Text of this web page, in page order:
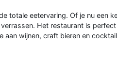
totale eetervaring. Of je nu een
Het restaurant is
aan wijnen, craft bieren en